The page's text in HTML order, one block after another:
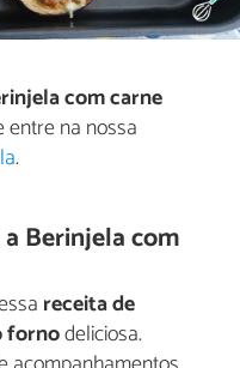
com carne
entre na nossa
.
Berinjela com
receita de
fornodeliciosa.